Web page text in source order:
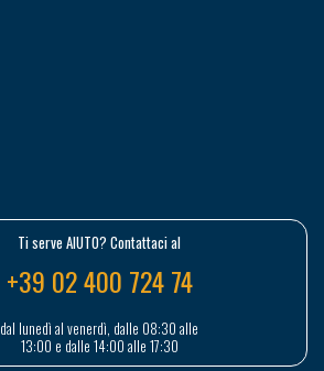
Ti serve AIUTO? Contattaci al
+39 02 400 724 74
dal lunedì al venerdì, dalle 08:30 alle
13:00 e dalle 14:00 alle 17:30